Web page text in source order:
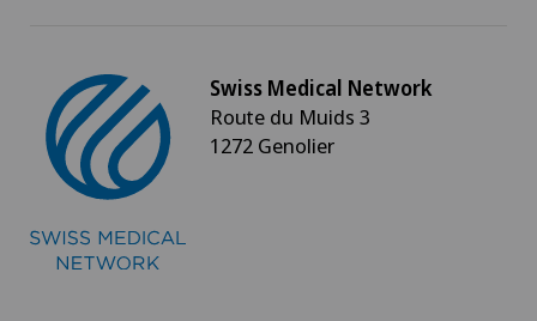
Swiss Medical Network
Route du Muids 3
1272 Genolier